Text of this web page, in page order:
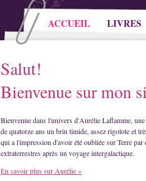
ACCUEIL LIVRES
Salut!
Bienvenue sur mon
Bienvenue dans l'univers d'Aurélie Laflamme, une
de quatorze ans un brin timide, assez rigolote et
qui a l'impression d'avoir été oubliée sur Terre par
extraterrestres après un voyage intergalactique.
En savoir plus sur Aurélie »